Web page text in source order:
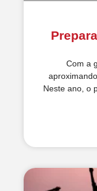
Com a
Neste ano, o